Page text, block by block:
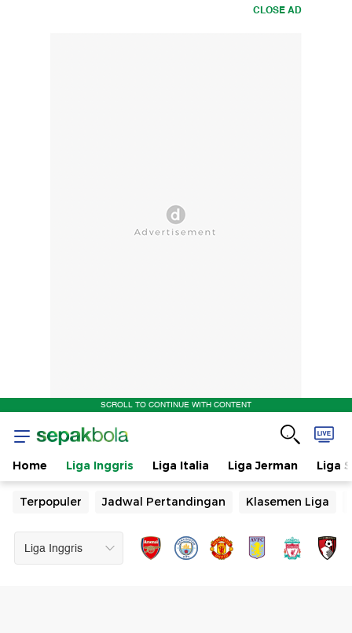
CLOSE AD
SCROLL TO CONTINUE WITH CONTENT
Home Liga Inggris Liga Italia Liga Jerman Liga
Terpopuler Jadwal Pertandingan Klasemen Liga